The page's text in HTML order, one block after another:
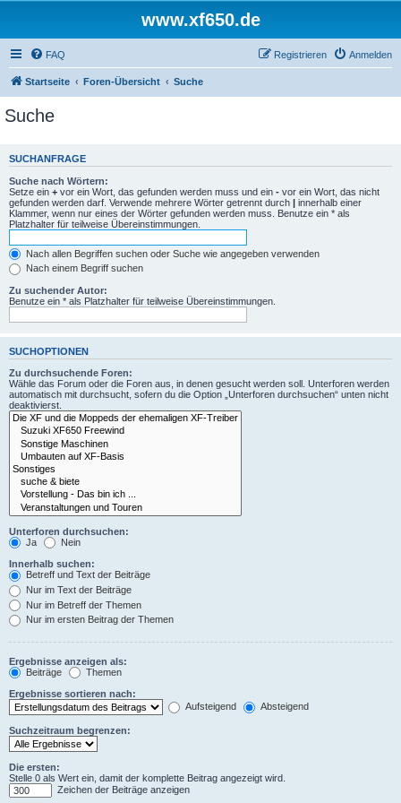
www.xf650.de
FAQ Anmelden
Registrieren
Startseite Foren-Übersicht Suche
Suche
SUCHANFRAGE
Suche nach Wörtern:
Setze ein + vor ein Wort, das gefunden werden muss und ein - vor ein Wort, das nicht
gefunden werden darf. Verwende mehrere Wörter getrennt durch | innerhalb einer
Klammer, wenn nur eines der Wörter gefunden werden muss. Benutze ein * als
Platzhalter für teilweise Übereinstimmungen.
Nach allen Begriffen suchen oder Suche wie angegeben verwenden
Nach einem Begriff suchen
Zu suchender Autor:
Benutze ein * als Platzhalter für teilweise Übereinstimmungen.
SUCHOPTIONEN
Zu durchsuchende Foren:
Wähle das Forum oder die Foren aus, in denen gesucht werden soll. Unterforen werden
automatisch mit durchsucht, sofern du die Option „Unterforen durchsuchen“ unten nicht
deaktivierst.
Unterforen durchsuchen:
Ja
Nein
Innerhalb suchen:
Betreff und Text der Beiträge
Nur im Text der Beiträge
Nur im Betreff der Themen
Nur im ersten Beitrag der Themen
Ergebnisse anzeigen als:
Beiträge
Themen
Ergebnisse sortieren nach:
Aufsteigend
Absteigend
Suchzeitraum begrenzen:
Die ersten:
Stelle 0 als Wert ein, damit der komplette Beitrag angezeigt wird.
Zeichen der Beiträge anzeigen